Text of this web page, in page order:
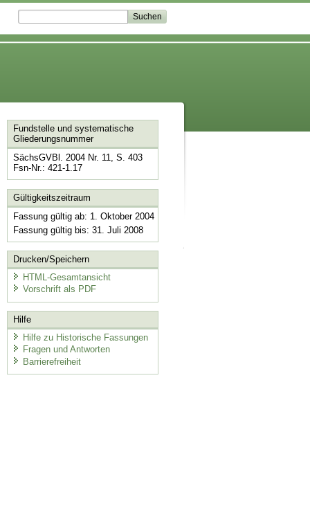
Fundstelle und systematische
Gliederungsnummer
SächsGVBl. 2004 Nr. 11, S. 403
Fsn-Nr.: 421-1.17
Gültigkeitszeitraum
Fassung gültig ab: 1. Oktober 2004
Fassung gültig bis: 31. Juli 2008
Drucken/Speichern
HTML-Gesamtansicht
Vorschrift als PDF
Hilfe
Hilfe zu Historische Fassungen
Fragen und Antworten
Barrierefreiheit